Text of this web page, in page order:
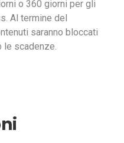
o 360 giorni per gli
Al termine del
saranno bloccati
le scadenze.